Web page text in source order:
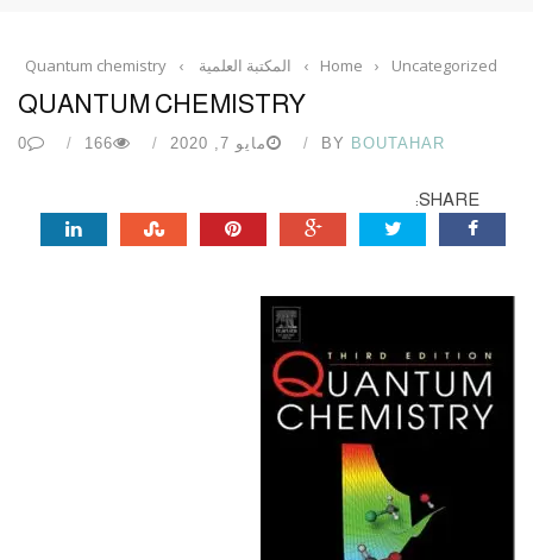
Home › Uncategorized
› المكتبة العلمية ›
Quantum chemistry
QUANTUM CHEMISTRY
BY BOUTAHAR مايو 7, 2020 166
0
SHARE: